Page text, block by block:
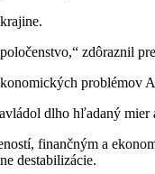
zdôraznil
dlho hľadaný
finančným a
destabilizácie.